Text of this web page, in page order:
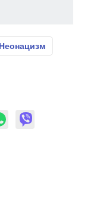
Неонацизм